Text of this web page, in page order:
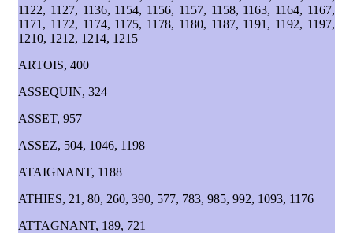
1122, 1127, 1136, 1154, 1156, 1157, 1158, 1163, 1164, 1167,
1171, 1172, 1174, 1175, 1178, 1180, 1187, 1191, 1192, 1197,
1210, 1212, 1214, 1215
ARTOIS, 400
ASSEQUIN, 324
ASSET, 957
ASSEZ, 504, 1046, 1198
ATAIGNANT, 1188
ATHIES, 21, 80, 260, 390, 577, 783, 985, 992, 1093, 1176
ATTAGNANT, 189, 721